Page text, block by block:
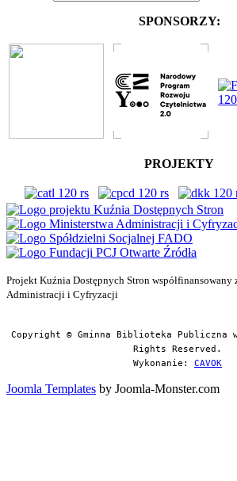
SPONSORZY:
PROJEKTY
Projekt Kuźnia Dostępnych Stron współfinansowany
Administracji i Cyfryzacji
Copyright © Gminna Biblioteka Publiczna
Rights Reserved.
Wykonanie: CAVOK
Joomla Templates by Joomla-Monster.com